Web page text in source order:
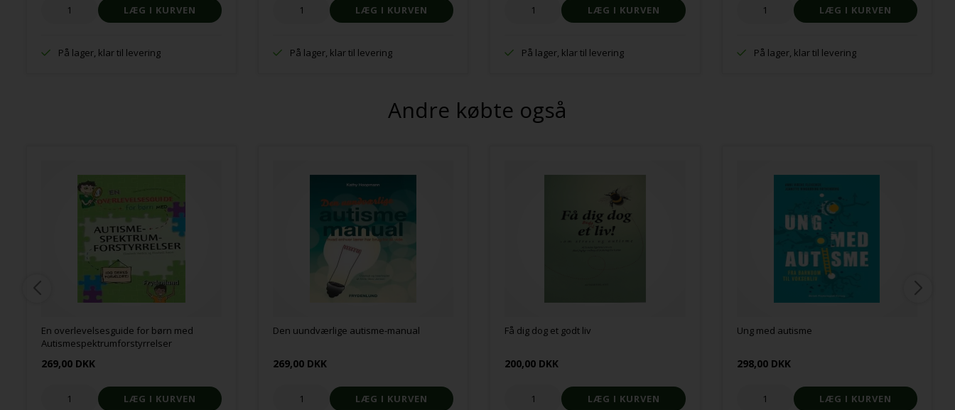
På lager, klar til levering På lager, klar til levering På lager, klar til levering På lager, klar til levering
Andre købte også
En overlevelsesguide for børn med
Autismespektrumforstyrrelser
269,00 DKK
Den uundværlige autisme-manual
269,00 DKK
Få dig dog et godt liv
200,00 DKK
Ung med autisme
298,00 DKK